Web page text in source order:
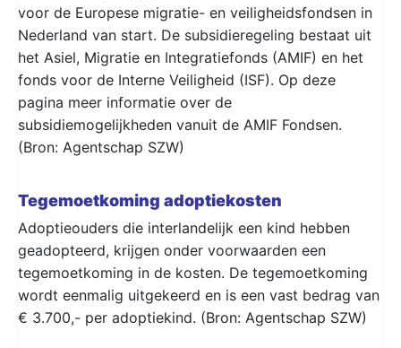
voor de Europese migratie- en veiligheidsfondsen in
Nederland van start. De subsidieregeling bestaat uit
het Asiel, Migratie en Integratiefonds (AMIF) en het
fonds voor de Interne Veiligheid (ISF). Op deze
pagina meer informatie over de
subsidiemogelijkheden vanuit de AMIF Fondsen.
(Bron: Agentschap SZW)
Tegemoetkoming adoptiekosten
Adoptieouders die interlandelijk een kind hebben
geadopteerd, krijgen onder voorwaarden een
tegemoetkoming in de kosten. De tegemoetkoming
wordt eenmalig uitgekeerd en is een vast bedrag van
€ 3.700,- per adoptiekind. (Bron: Agentschap SZW)